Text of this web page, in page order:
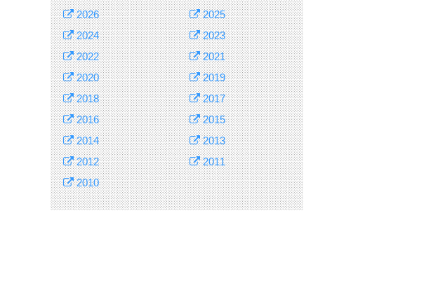
2026
2025
2024
2023
2022
2021
2020
2019
2018
2017
2016
2015
2014
2013
2012
2011
2010